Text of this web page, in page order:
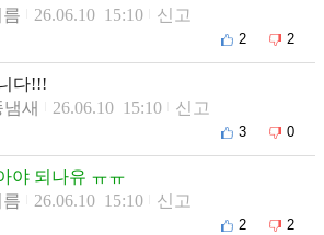
26.06.10 15:10 신고
2 2
다!!!
새
26.06.10 15:10 신고
3 0
야 되나유 ㅠㅠ
26.06.10 15:10 신고
2 2